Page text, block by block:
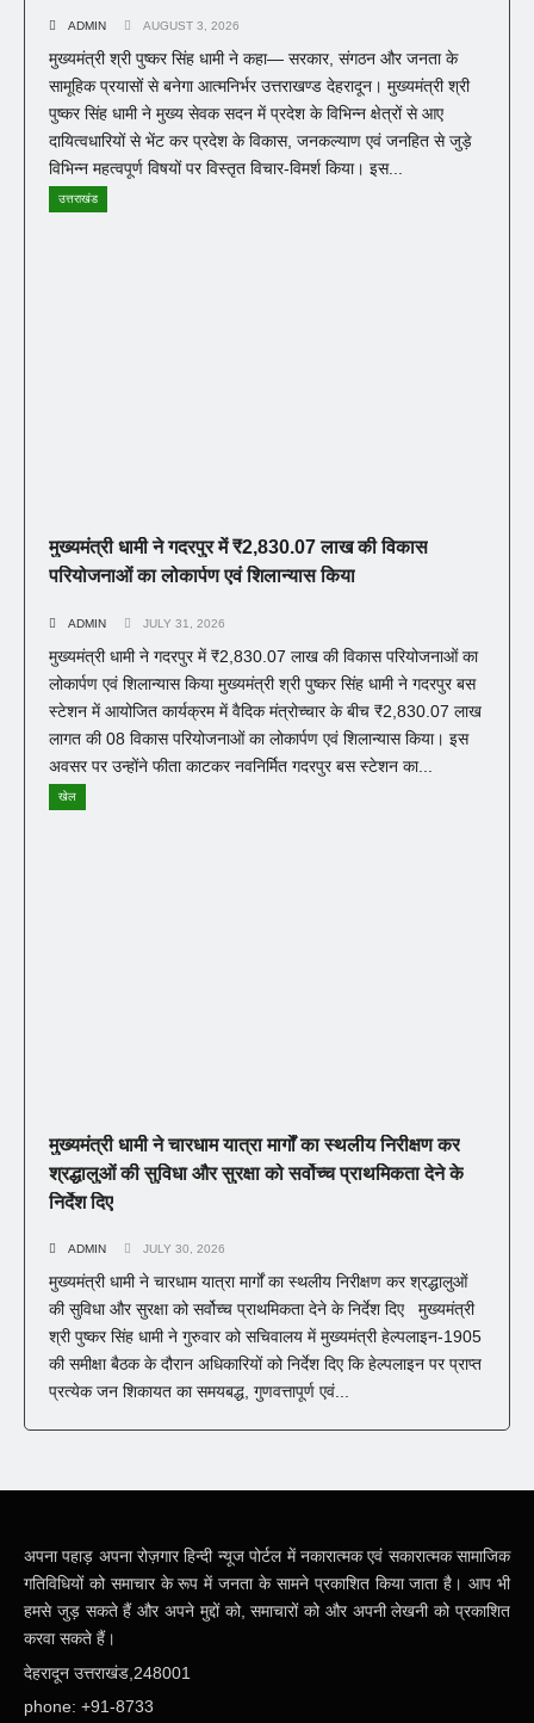
ADMIN AUGUST 3, 2026
मुख्यमंत्री श्री पुष्कर सिंह धामी ने कहा— सरकार, संगठन और जनता के
सामूहिक प्रयासों से बनेगा आत्मनिर्भर उत्तराखण्ड देहरादून। मुख्यमंत्री श्री
पुष्कर सिंह धामी ने मुख्य सेवक सदन में प्रदेश के विभिन्न क्षेत्रों से आए
दायित्वधारियों से भेंट कर प्रदेश के विकास, जनकल्याण एवं जनहित से जुड़े
विभिन्न महत्वपूर्ण विषयों पर विस्तृत विचार-विमर्श किया। इस...
उत्तराखंड
मुख्यमंत्री धामी ने गदरपुर में ₹2,830.07 लाख की विकास
परियोजनाओं का लोकार्पण एवं शिलान्यास किया
ADMIN JULY 31, 2026
मुख्यमंत्री धामी ने गदरपुर में ₹2,830.07 लाख की विकास परियोजनाओं का
लोकार्पण एवं शिलान्यास किया मुख्यमंत्री श्री पुष्कर सिंह धामी ने गदरपुर बस
स्टेशन में आयोजित कार्यक्रम में वैदिक मंत्रोच्चार के बीच ₹2,830.07 लाख
लागत की 08 विकास परियोजनाओं का लोकार्पण एवं शिलान्यास किया। इस
अवसर पर उन्होंने फीता काटकर नवनिर्मित गदरपुर बस स्टेशन का...
खेल
मुख्यमंत्री धामी ने चारधाम यात्रा मार्गों का स्थलीय निरीक्षण कर
श्रद्धालुओं की सुविधा और सुरक्षा को सर्वोच्च प्राथमिकता देने के
निर्देश दिए
ADMIN JULY 30, 2026
मुख्यमंत्री धामी ने चारधाम यात्रा मार्गों का स्थलीय निरीक्षण कर श्रद्धालुओं
की सुविधा और सुरक्षा को सर्वोच्च प्राथमिकता देने के निर्देश दिए मुख्यमंत्री
श्री पुष्कर सिंह धामी ने गुरुवार को सचिवालय में मुख्यमंत्री हेल्पलाइन-1905
की समीक्षा बैठक के दौरान अधिकारियों को निर्देश दिए कि हेल्पलाइन पर प्राप्त
प्रत्येक जन शिकायत का समयबद्ध, गुणवत्तापूर्ण एवं...
अपना पहाड़ अपना रोज़गार हिन्दी न्यूज पोर्टल में नकारात्मक एवं सकारात्मक सामाजिक
गतिविधियों को समाचार के रूप में जनता के सामने प्रकाशित किया जाता है। आप भी
हमसे जुड़ सकते हैं और अपने मुद्दों को, समाचारों को और अपनी लेखनी को प्रकाशित
करवा सकते हैं।
देहरादून उत्तराखंड,248001
phone: +91-8733